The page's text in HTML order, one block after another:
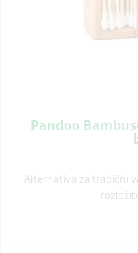
Pandoo
Alternativa za tradiční